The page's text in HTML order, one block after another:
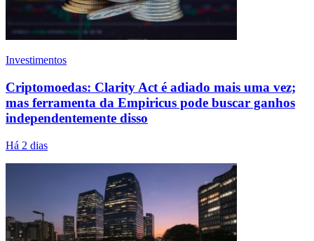
Investimentos
Criptomoedas: Clarity Act é adiado mais uma vez;
mas ferramenta da Empiricus pode buscar ganhos
independentemente disso
Há 2 dias